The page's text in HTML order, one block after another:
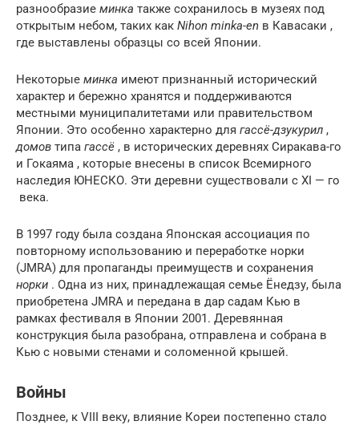
разнообразие минка также сохранилось в музеях под
открытым небом, таких как Nihon minka-en в Кавасаки ,
где выставлены образцы со всей Японии.
Некоторые минка имеют признанный исторический
характер и бережно хранятся и поддерживаются
местными муниципалитетами или правительством
Японии. Это особенно характерно для гассё-дзукурил ,
домов типа гассё , в исторических деревнях Сиракава-го
и Гокаяма , которые внесены в список Всемирного
наследия ЮНЕСКО. Эти деревни существовали с XI — го
века.
В 1997 году была создана Японская ассоциация по
повторному использованию и переработке норки
(JMRA) для пропаганды преимуществ и сохранения
норки . Одна из них, принадлежащая семье Ёнедзу, была
приобретена JMRA и передана в дар садам Кью в
рамках фестиваля в Японии 2001. Деревянная
конструкция была разобрана, отправлена ​​и собрана в
Кью с новыми стенами и соломенной крышей.
Войны
Позднее, к VIII веку, влияние Кореи постепенно стало